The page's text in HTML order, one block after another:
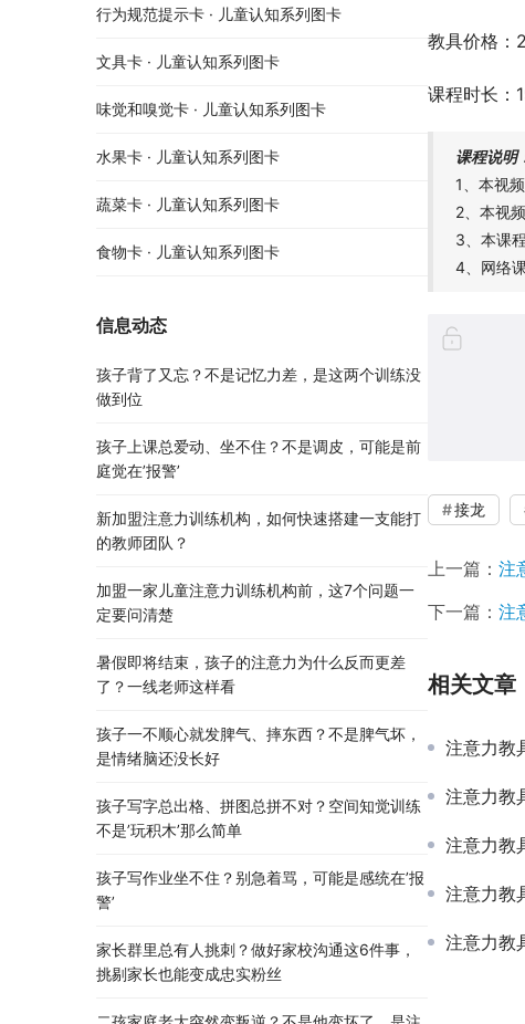
教具价格：
课程时长：
课程说明
1、本视
2、本视
3、本课
4、网络
接龙
上一篇： 注
下一篇： 注
相关文章
注意力教
注意力教
注意力教具
注意力教具
注意力教
行为规范提示卡 · 儿童认知系列图卡
文具卡 · 儿童认知系列图卡
味觉和嗅觉卡 · 儿童认知系列图卡
水果卡 · 儿童认知系列图卡
蔬菜卡 · 儿童认知系列图卡
食物卡 · 儿童认知系列图卡
信息动态
孩子背了又忘？不是记忆力差，是这两个训练没
做到位
孩子上课总爱动、坐不住？不是调皮，可能是前
庭觉在’报警’
新加盟注意力训练机构，如何快速搭建一支能打
的教师团队？
加盟一家儿童注意力训练机构前，这7个问题一
定要问清楚
暑假即将结束，孩子的注意力为什么反而更差
了？一线老师这样看
孩子一不顺心就发脾气、摔东西？不是脾气坏，
是情绪脑还没长好
孩子写字总出格、拼图总拼不对？空间知觉训练
不是’玩积木’那么简单
孩子写作业坐不住？别急着骂，可能是感统在’报
警’
家长群里总有人挑刺？做好家校沟通这6件事，
挑剔家长也能变成忠实粉丝